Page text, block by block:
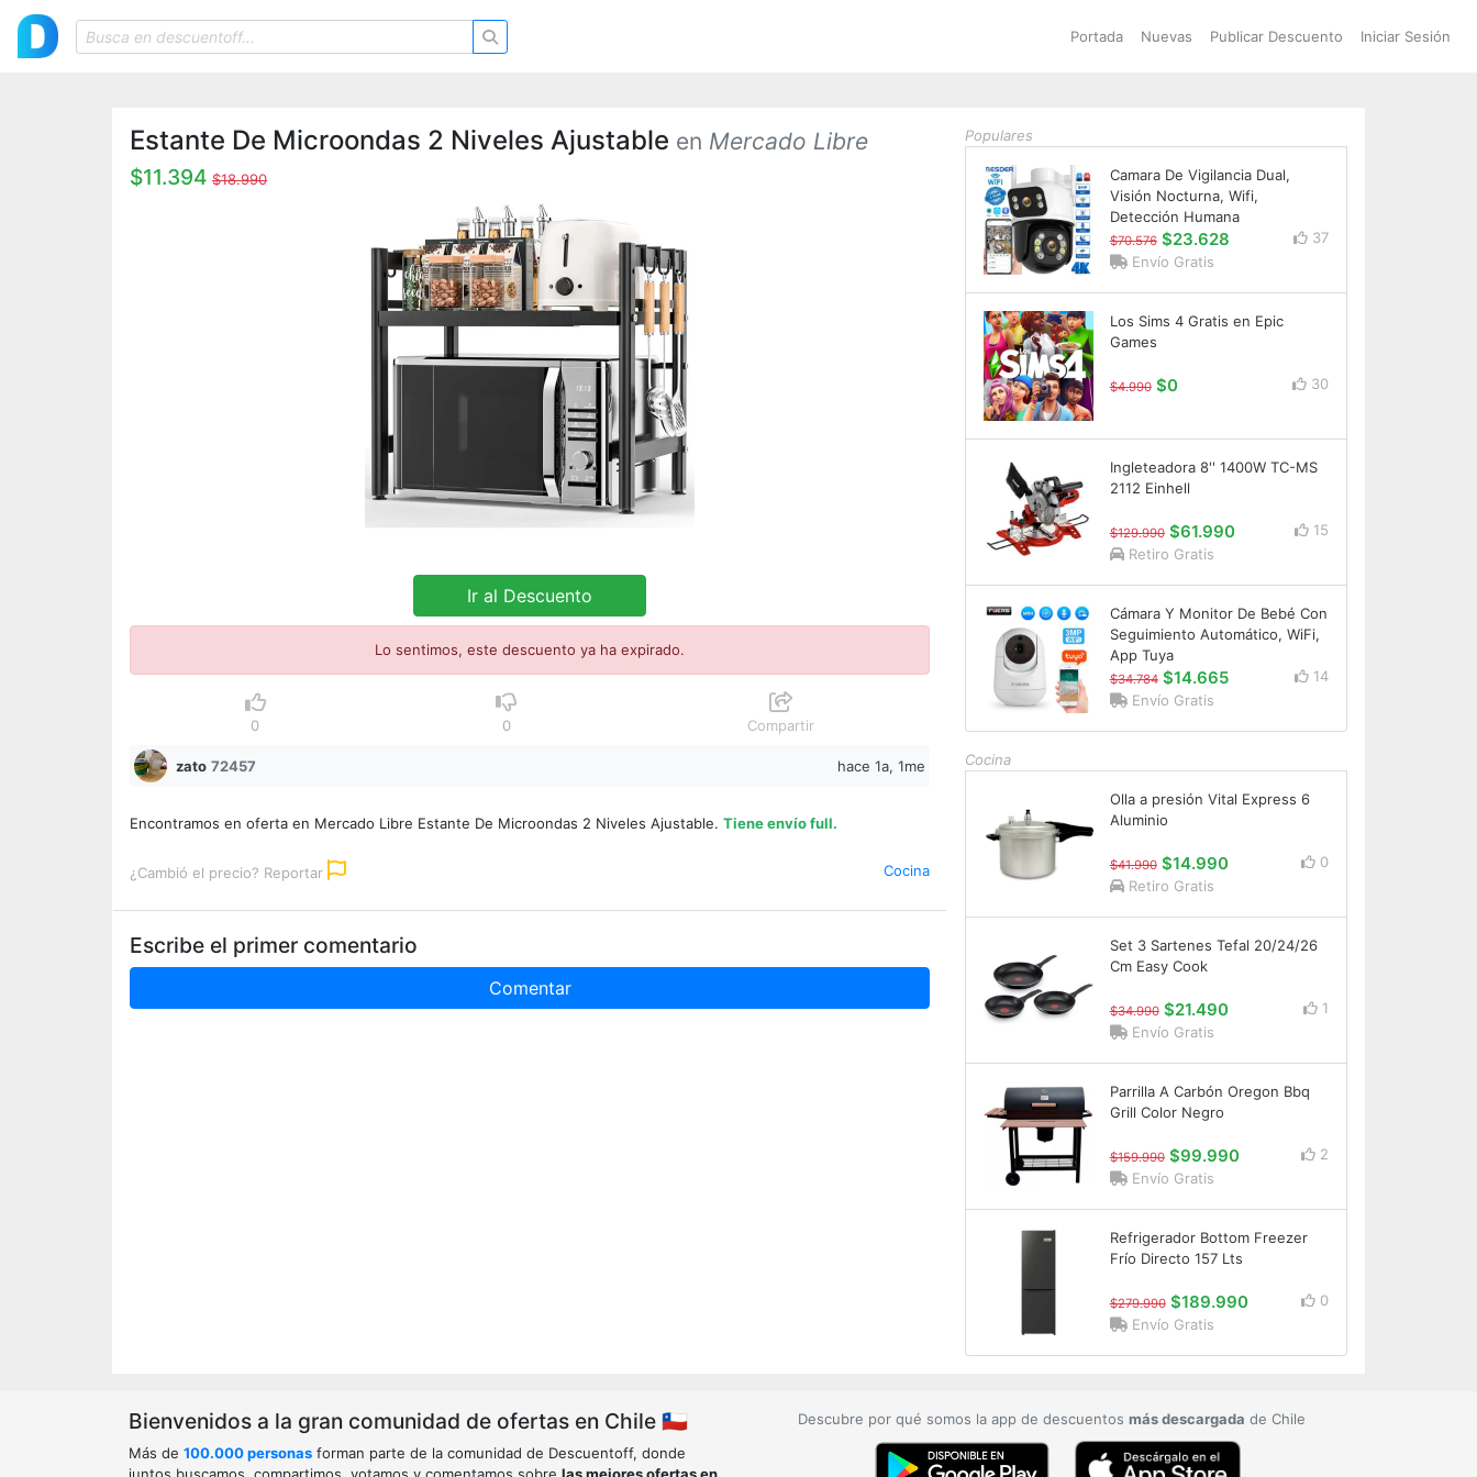
Portada Nuevas Publicar Descuento Iniciar Sesión
Estante De Microondas 2 Niveles Ajustable en Mercado Libre
$11.394 $18.990
Ir al Descuento
Lo sentimos, este descuento ya ha expirado.
0 0 Compartir
zato 72457 hace 1a, 1me
Encontramos en oferta en Mercado Libre Estante De Microondas 2 Niveles Ajustable. Tiene envío full.
¿Cambió el precio? Reportar Cocina
Escribe el primer comentario
Comentar
Populares
Camara De Vigilancia Dual,
Visión Nocturna, Wifi,
Detección Humana
$70.576 $23.628
37
Envío Gratis
Los Sims 4 Gratis en Epic
Games
$4.990 $0 30
Ingleteadora 8'' 1400W TC-MS
2112 Einhell
$129.990 $61.990
15
Retiro Gratis
Cámara Y Monitor De Bebé Con
Seguimiento Automático, WiFi,
App Tuya
$34.784 $14.665
14
Envío Gratis
Cocina
Olla a presión Vital Express 6
Aluminio
$41.990 $14.990
0
Retiro Gratis
Set 3 Sartenes Tefal 20/24/26
Cm Easy Cook
$34.990 $21.490
1
Envío Gratis
Parrilla A Carbón Oregon Bbq
Grill Color Negro
$159.990 $99.990
2
Envío Gratis
Refrigerador Bottom Freezer
Frío Directo 157 Lts
$279.990 $189.990
0
Envío Gratis
Bienvenidos a la gran comunidad de ofertas en Chile 🇨🇱
Más de 100.000 personas forman parte de la comunidad de Descuentoff, donde
Descubre por qué somos la app de descuentos más descargada de Chile